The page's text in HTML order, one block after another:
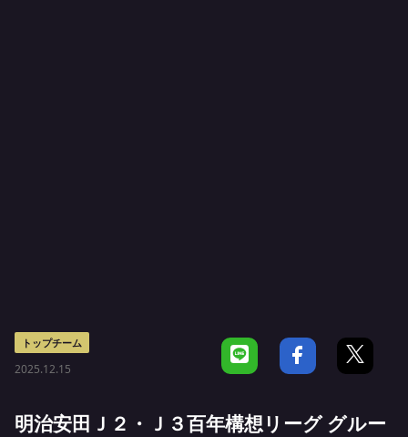
トップチーム
2025.12.15
明治安田Ｊ２・Ｊ３百年構想リーグ グルー